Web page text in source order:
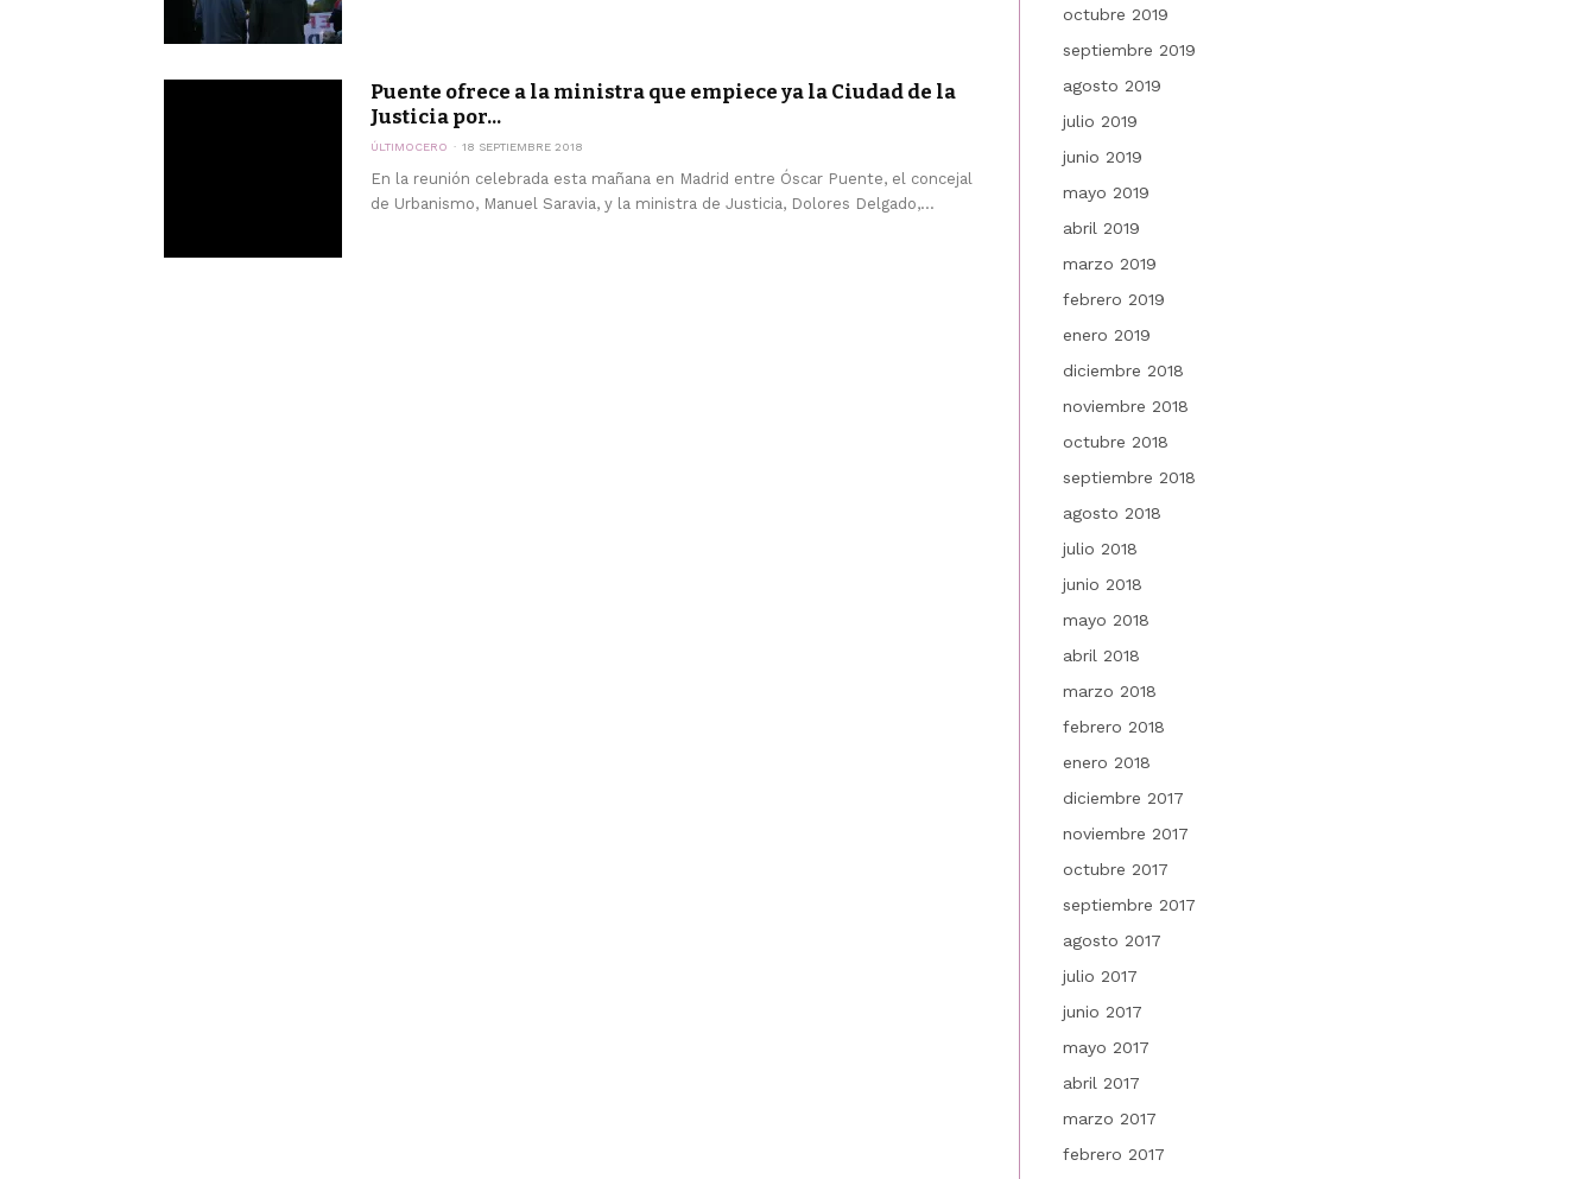
Puente ofrece a la ministra que empiece ya la Ciudad de la
Justicia por...
ÚLTIMOCERO 18 SEPTIEMBRE 2018
En la reunión celebrada esta mañana en Madrid entre Óscar Puente, el concejal
de Urbanismo, Manuel Saravia, y la ministra de Justicia, Dolores Delgado,...
octubre 2019
septiembre 2019
agosto 2019
julio 2019
junio 2019
mayo 2019
abril 2019
marzo 2019
febrero 2019
enero 2019
diciembre 2018
noviembre 2018
octubre 2018
septiembre 2018
agosto 2018
julio 2018
junio 2018
mayo 2018
abril 2018
marzo 2018
febrero 2018
enero 2018
diciembre 2017
noviembre 2017
octubre 2017
septiembre 2017
agosto 2017
julio 2017
junio 2017
mayo 2017
abril 2017
marzo 2017
febrero 2017